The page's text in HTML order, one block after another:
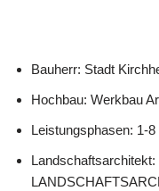
Bauherr: Stadt
Hochbau: Werkbau
Leistungsphasen: 1-8